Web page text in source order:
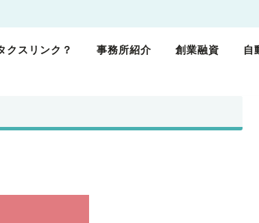
クスリンク？ 事務所紹介 創業融資 自